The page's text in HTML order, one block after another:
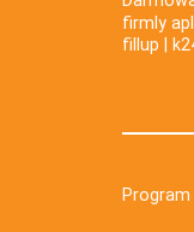
firmly
fillup |